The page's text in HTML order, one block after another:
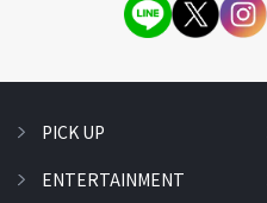
PICK UP
ENTERTAINMENT